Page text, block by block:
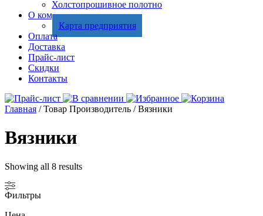
Холстопрошивное полотно
О компании
Карта предприятия
Оплата
Доставка
Прайс-лист
Скидки
Контакты
Главная / Товар Производитель / Вязники
Вязники
Showing all 8 results
Фильтры